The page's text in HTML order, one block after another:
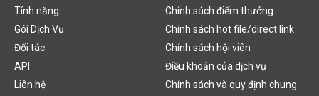
Tính năng
Gói Dịch Vụ
Đối tác
API
Liên hệ
Chính sách điểm thưởng
Chính sách hot file/direct link
Chính sách hội viên
Điều khoản của dịch vụ
Chính sách và quy định chung